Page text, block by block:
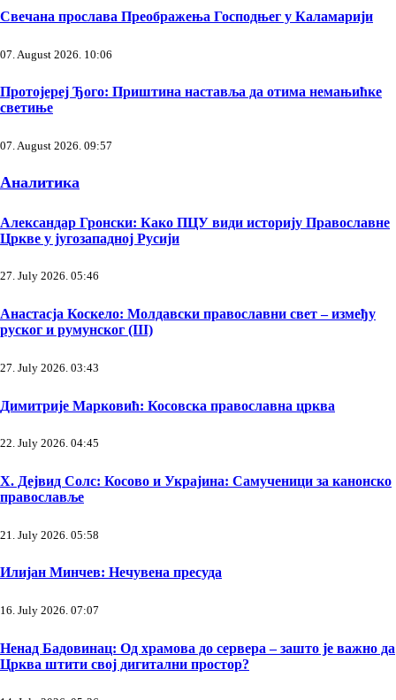
Свечана прослава Преображења Господњег у Каламарији
07. August 2026. 10:06
Протојереј Ђого: Приштина наставља да отима немањићке
светиње
07. August 2026. 09:57
Аналитика
Александар Гронски: Како ПЦУ види историју Православне
Цркве у југозападној Русији
27. July 2026. 05:46
Анастасја Коскело: Молдавски православни свет – између
руског и румунског (III)
27. July 2026. 03:43
Димитрије Марковић: Косовска православна црква
22. July 2026. 04:45
Х. Дејвид Солс: Косово и Украјина: Самученици за канонско
православље
21. July 2026. 05:58
Илијан Минчев: Нечувена пресуда
16. July 2026. 07:07
Ненад Бадовинац: Од храмова до сервера – зашто је важно да
Црква штити свој дигитални простор?